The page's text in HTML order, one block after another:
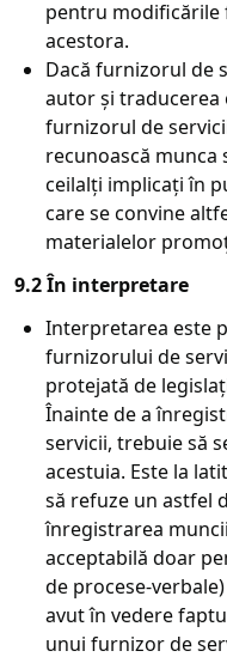
pentru modificările
acestora.
Dacă furnizorul de
autor și
furnizorul de
recunoască munca
ceilalți implicați în
care se convine
materialelor
9.2 În interpretare
Interpretarea este
furnizorului de
protejată de
Înainte de a
servicii, trebuie să
acestuia. Este la
să refuze un astfel
înregistrarea
acceptabilă doar
de procese-
avut în vedere
unui furnizor de